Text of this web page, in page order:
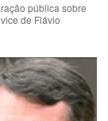
pública sobre
de Flávio